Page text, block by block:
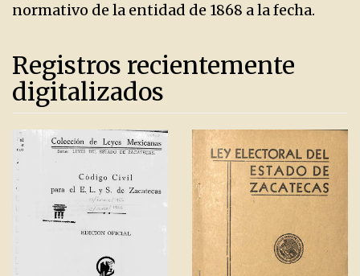
normativo de la entidad de 1868 a la fecha.
Registros recientemente
digitalizados